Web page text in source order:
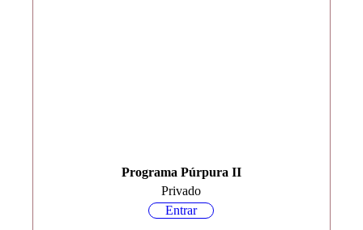
Programa Púrpura II
Privado
Entrar